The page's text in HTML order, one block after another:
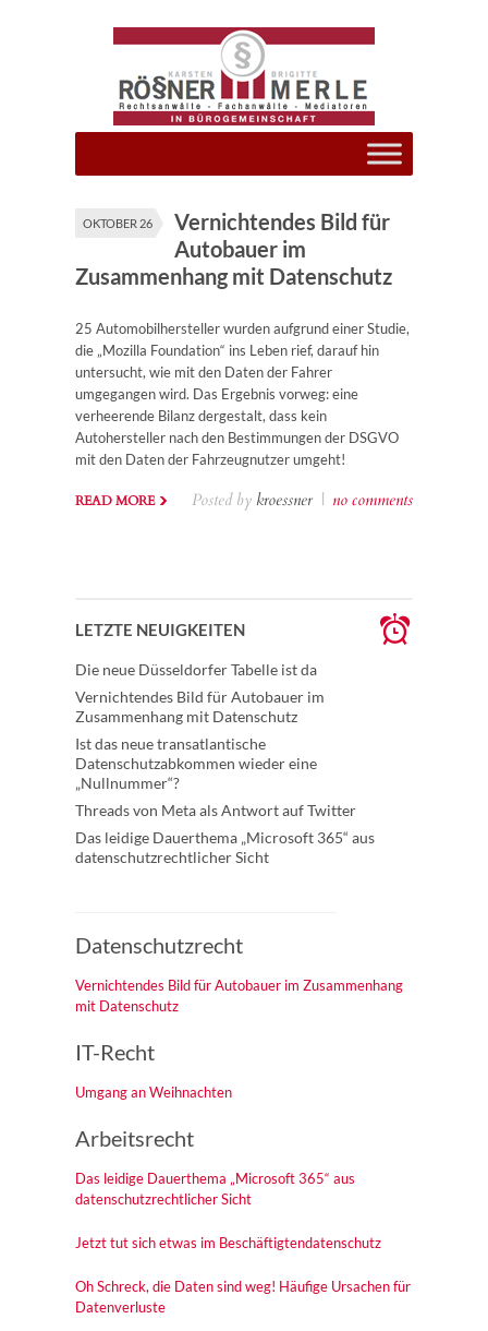
OKTOBER 26
Vernichtendes Bild für
Autobauer im
Zusammenhang mit Datenschutz
25 Automobilhersteller wurden aufgrund einer Studie,
die „Mozilla Foundation“ ins Leben rief, darauf hin
untersucht, wie mit den Daten der Fahrer
umgegangen wird. Das Ergebnis vorweg: eine
verheerende Bilanz dergestalt, dass kein
Autohersteller nach den Bestimmungen der DSGVO
mit den Daten der Fahrzeugnutzer umgeht!
READ MORE Posted by kroessner | no comments
LETZTE NEUIGKEITEN
Die neue Düsseldorfer Tabelle ist da
Vernichtendes Bild für Autobauer im
Zusammenhang mit Datenschutz
Ist das neue transatlantische
Datenschutzabkommen wieder eine
„Nullnummer“?
Threads von Meta als Antwort auf Twitter
Das leidige Dauerthema „Microsoft 365“ aus
datenschutzrechtlicher Sicht
Datenschutzrecht
Vernichtendes Bild für Autobauer im Zusammenhang
mit Datenschutz
IT-Recht
Umgang an Weihnachten
Arbeitsrecht
Das leidige Dauerthema „Microsoft 365“ aus
datenschutzrechtlicher Sicht
Jetzt tut sich etwas im Beschäftigtendatenschutz
Oh Schreck, die Daten sind weg! Häufige Ursachen für
Datenverluste